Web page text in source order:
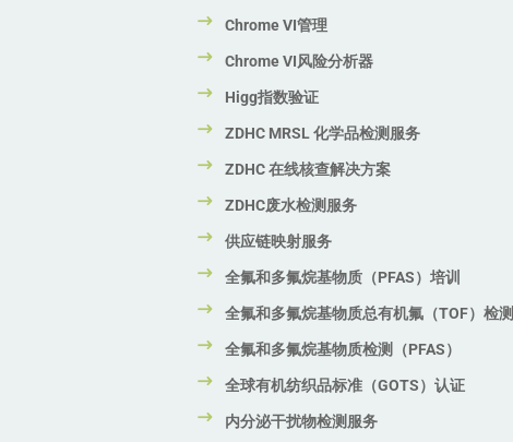
Chrome VI管理
Chrome VI风险分析器
Higg指数验证
ZDHC MRSL 化学品检测服务
ZDHC 在线核查解决方案
ZDHC废水检测服务
供应链映射服务
全氟和多氟烷基物质（PFAS）培训
全氟和多氟烷基物质总有机氟（TOF）检测
全氟和多氟烷基物质检测（PFAS）
全球有机纺织品标准（GOTS）认证
内分泌干扰物检测服务